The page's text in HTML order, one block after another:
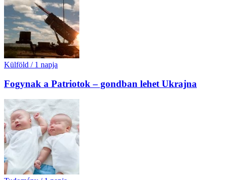
Külföld / 1 napja
Fogynak a Patriotok – gondban lehet Ukrajna